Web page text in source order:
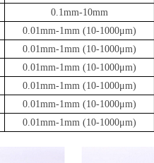
0.1mm-10mm
0.01mm-1mm (10-1000μm)
0.01mm-1mm (10-1000μm)
0.01mm-1mm (10-1000μm)
0.01mm-1mm (10-1000μm)
0.01mm-1mm (10-1000μm)
0.01mm-1mm (10-1000μm)